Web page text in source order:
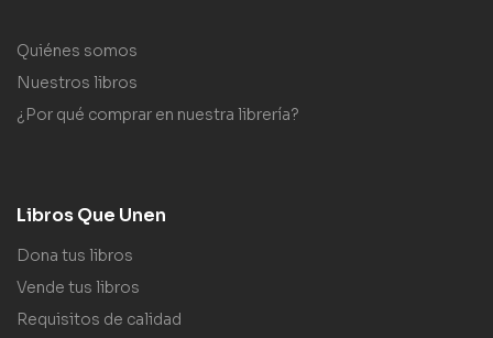
Quiénes somos
Nuestros libros
¿Por qué comprar en nuestra librería?
Libros Que Unen
Dona tus libros
Vende tus libros
Requisitos de calidad